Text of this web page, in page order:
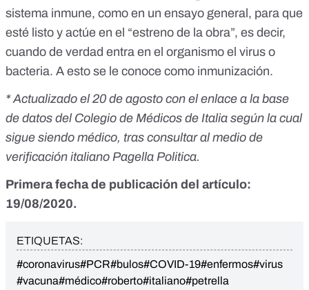
sistema inmune, como en un ensayo general, para que
esté listo y actúe en el “estreno de la obra”, es decir,
cuando de verdad entra en el organismo el virus o
bacteria. A esto se le conoce como inmunización.
* Actualizado el 20 de agosto con el enlace a la base
de datos del Colegio de Médicos de Italia según la cual
sigue siendo médico, tras consultar al medio de
verificación italiano Pagella Politica.
Primera fecha de publicación del artículo:
19/08/2020.
ETIQUETAS:
#coronavirus#PCR#bulos#COVID-19#enfermos#virus
#vacuna#médico#roberto#italiano#petrella